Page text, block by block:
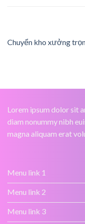
Chuyển kho xưởng
Lorem ipsum dolor sit
diam nonummy nibh
magna aliquam erat
Menu link 1
Menu link 2
Menu link 3